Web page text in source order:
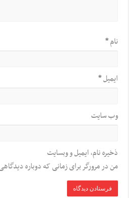
نام*
ایمیل*
وب‌ سایت
ذخیره نام، ایمیل و وبسایت
من در مرورگر برای زمانی که دوباره